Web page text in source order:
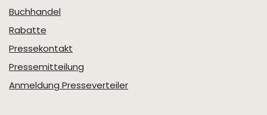
Buchhandel
Rabatte
Pressekontakt
Pressemitteilung
Anmeldung Presseverteiler